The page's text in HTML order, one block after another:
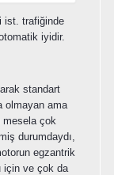
ist. trafiğinde
iyidir.
standart
olmayan ama
mesela çok
durumdaydı,
egzantrik
için ve çok da